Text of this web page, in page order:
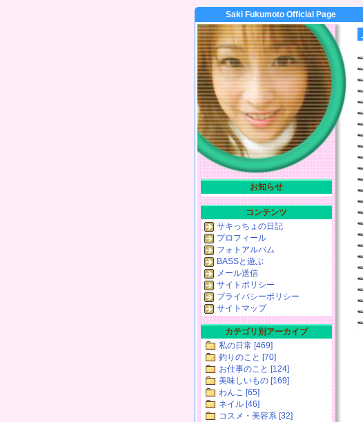
Saki Fukumoto Official Page
お知らせ
コンテンツ
サキっちょの日記
プロフィール
フォトアルバム
BASSと遊ぶ
メール送信
サイトポリシー
プライバシーポリシー
サイトマップ
カテゴリ別アーカイブ
私の日常 [469]
釣りのこと [70]
お仕事のこと [124]
美味しいもの [169]
わんこ [65]
ネイル [46]
コスメ・美容系 [32]